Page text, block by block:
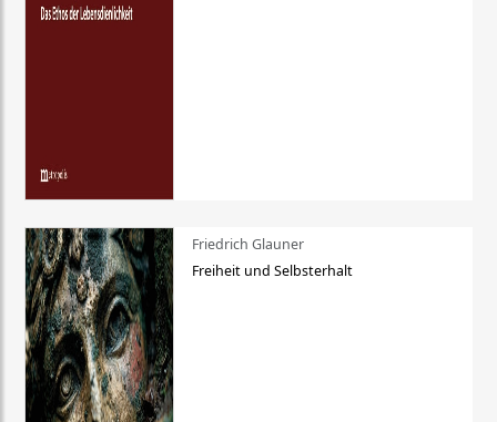
Friedrich Glauner
Freiheit und Selbsterhalt